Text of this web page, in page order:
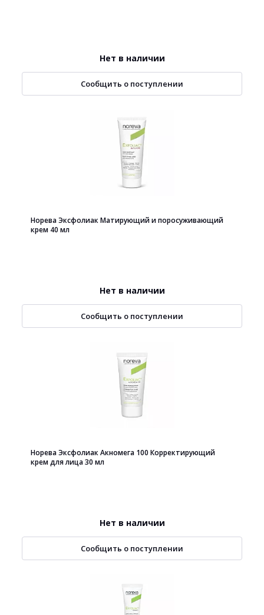
Нет в наличии
Сообщить о поступлении
Норева Эксфолиак Матирующий и поросуживающий
крем 40 мл
Нет в наличии
Сообщить о поступлении
Норева Эксфолиак Акномега 100 Корректирующий
крем для лица 30 мл
Нет в наличии
Сообщить о поступлении